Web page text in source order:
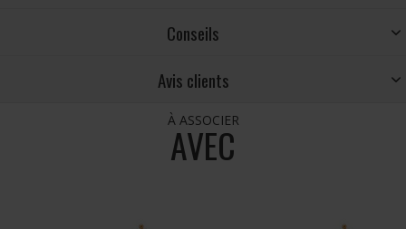
Conseils
Avis clients
À ASSOCIER
AVEC